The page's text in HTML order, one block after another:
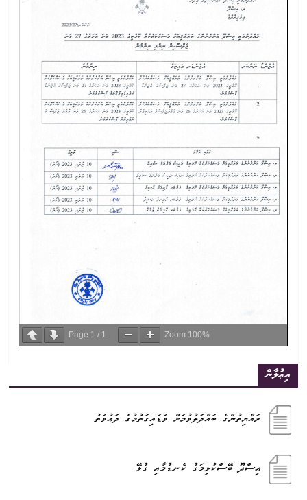
Page 1 / 1 Zoom 100%
އިޢުލާން
ރައްޔިތުންގެ ބައްދަލުވުމަށް ވަޑައިގަތުމުގެ ދަޢުވަތު
އިސްދޫ ބޭސްކުޅިމަގު ކެނޑުމާއި ގުޅޭ